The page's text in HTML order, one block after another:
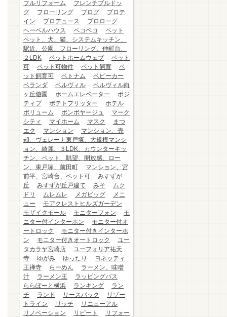
フルリフォーム
フレンチブルドッ
グ
フローリング ブログ
プロテ
イン
プロデュース
プロローグ
ヘーベルハウス
ペコペコ
ペット
ペット、犬、猫、システムキッチン、
駅近、公園、フローリング、仲町台、
２LDK
ペットホームウェブ
ペット
可
ペット可物件 ペット飼育
ペ
ット飼育可
ベトナム
ベビーカー
ベランダ
ベルヴィル
ベルヴィル向
ヶ丘遊園
ホームエレベーター
ポジ
ティブ
ポテトフリッター
ホテル
ボリューム
ボンボヤージュ
マーク
シティ
マイホーム マスク
まつ
エク
マンション
マンション、売
却、ヴェレーナ東戸塚、大規模マンシ
ョン、綺麗、３LDK、カウンターキッ
チン、ペット、眺望、開放感、ロー
ン、東戸塚、前田町
マンション、宮
前平、宮崎台、ペット可
みすずが
丘
みすずが丘戸建て みそ
ムク
ドリ
ムレムレ メガビッグ
メニ
ュー
モアクレストヒルズガーデン
モザイクモール
モニターフォン
モ
ニター付インターホン
モニター付オ
ートロック
モニター付きインターホ
ン
モニター付きオートロック
ユー
タカラヤ宮崎店
ユーフォリア祐天
寺
ゆがみ ゆったり
ヨネッティ
王禅寺
らーめん
ラーメン、味噌
汁
ラーメン王
ラッピングバス
ららぽーと横浜
ランキング
ラン
チ
ランド リースバック
リゾー
トライン
リッチ
リニューアル
リノベーション
リピート
リフォー